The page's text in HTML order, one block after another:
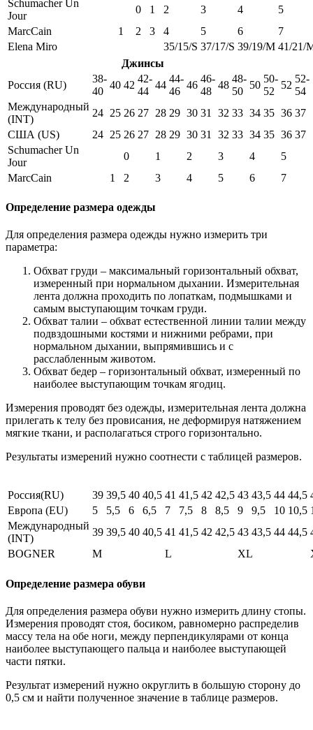
Schumacher Un
Jour
0 1 2 3 4
5
MarcCain
1 2 3 4 5 6
7
Elena Miro
35/15/S 37/17/S 39/19/M 41/21/
Джинсы
Россия (RU)
38-
40
40 42
42-
44
44
44-
46
46
46-
48
48
48-
50
50
50-
52
52
52-
54
Международный
(INT)
24 25 26 27 28 29 30 31 32 33 34 35 36 37
США (US)
24 25 26 27 28 29 30 31 32 33 34 35 36 37
Schumacher Un
Jour
0 1 2 3 4
5
MarcCain
1 2 3 4 5 6 7
Определение размера одежды
Для определения размера одежды нужно измерить три
параметра:
Обхват груди – максимальный горизонтальный обхват,
измеренный при нормальном дыхании. Измерительная
лента должна проходить по лопаткам, подмышками и
самым выступающим точкам груди.
Обхват талии – обхват естественной линии талии между
подвздошными костями и нижними ребрами, при
нормальном дыхании, выпрямившись и с
расслабленным животом.
Обхват бедер – горизонтальный обхват, измеренный по
наиболее выступающим точкам ягодиц.
Измерения проводят без одежды, измерительная лента должна
прилегать к телу без провисания, не деформируя натяжением
мягкие ткани, и располагаться строго горизонтально.
Результаты измерений нужно соотнести с таблицей размеров.
Россия(RU) 39 39,5 40 40,5 41 41,5 42 42,5 43 43,5 44 44,5
Европа (EU)
5 5,5 6 6,5 7 7,5 8 8,5 9 9,5 10 10,5
Международный
(INT)
39 39,5 40 40,5 41 41,5 42 42,5 43 43,5 44 44,5
BOGNER
M L XL
Определение размера обуви
Для определения размера обуви нужно измерить длину стопы.
Измерения проводят стоя, босиком, равномерно распределив
массу тела на обе ноги, между перпендикулярами от конца
наиболее выступающего пальца и наиболее выступающей
части пятки.
Результат измерений нужно округлить в большую сторону до
0,5 см и найти полученное значение в таблице размеров.